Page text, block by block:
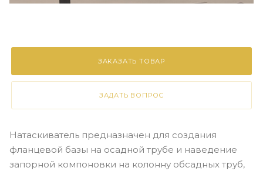
ЗАКАЗАТЬ ТОВАР
ЗАДАТЬ ВОПРОС
Натаскиватель предназначен для создания
фланцевой базы на осадной трубе и наведение
запорной компоновки на колонну обсадных труб,